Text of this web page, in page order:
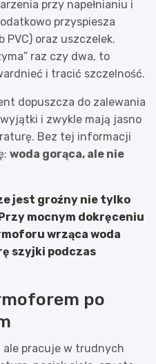
przy napełnianiu i
przyspiesza
PVC) oraz uszczelek.
raz czy dwa, to
i tracić szczelność.
dopuszcza do zalewania
i zwykle mają jasno
Bez tej informacji
woda gorąca, ale nie
jest groźny nie tylko
mocnym dokręceniu
wrząca woda
szyjki podczas
po
pracuje w trudnych